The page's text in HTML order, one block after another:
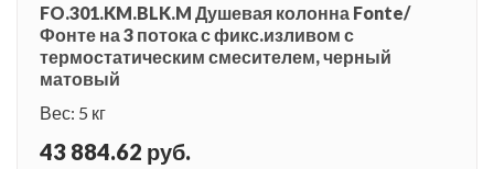
FO.301.KM.BLK.M Душевая колонна Fonte/
Фонте на 3 потока с фикс.изливом с
термостатическим смесителем, черный
матовый
Вес: 5 кг
43 884.62 руб.